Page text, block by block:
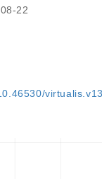
22